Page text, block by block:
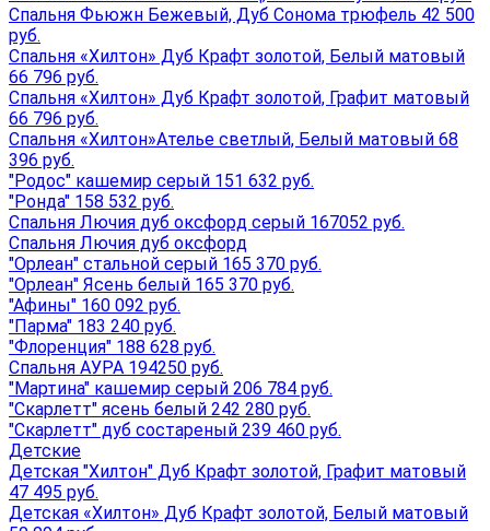
Спальня Фьюжн Бежевый, Дуб Сонома трюфель 42 500
руб.
Спальня «Хилтон» Дуб Крафт золотой, Белый матовый
66 796 руб.
Спальня «Хилтон» Дуб Крафт золотой, Графит матовый
66 796 руб.
Спальня «Хилтон»Ателье светлый, Белый матовый 68
396 руб.
"Родос" кашемир серый 151 632 руб.
"Ронда" 158 532 руб.
Спальня Лючия дуб оксфорд серый 167052 руб.
Спальня Лючия дуб оксфорд
"Орлеан" стальной серый 165 370 руб.
"Орлеан" Ясень белый 165 370 руб.
"Афины" 160 092 руб.
"Парма" 183 240 руб.
"Флоренция" 188 628 руб.
Спальня АУРА 194250 руб.
"Мартина" кашемир серый 206 784 руб.
"Скарлетт" ясень белый 242 280 руб.
"Скарлетт" дуб состареный 239 460 руб.
Детские
Детская "Хилтон" Дуб Крафт золотой, Графит матовый
47 495 руб.
Детская «Хилтон» Дуб Крафт золотой, Белый матовый